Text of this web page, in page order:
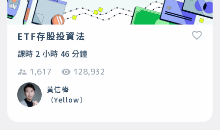
ETF存股投資法
課時 2 小時 46 分鐘
1,617 128,932
黃信樺
（Yellow）